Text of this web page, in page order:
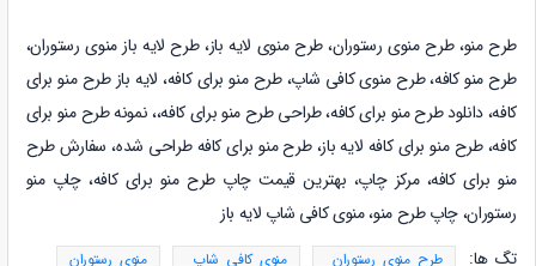
طرح منو، طرح منوی رستوران، طرح منوی لایه باز، طرح لایه باز منوی رستوران،
طرح منو کافه، طرح منوی کافی شاپ، طرح منو برای کافه، لایه بازطرح منو برای
کافه، دانلودطرح منو برای کافه، طراحیطرح منو برای کافه،، نمونهطرح منو برای
کافه،طرح منو برای کافه لایه باز،طرح منو برای کافه طراحی شده،سفارشطرح
منو برای کافه، مرکز چاپ، بهترین قیمت چاپطرح منو برای کافه، چاپ منو
رستوران، چاپ طرح منو، منوی کافی شاپ لایه باز
تگ ها:
طرح منوی رستوران منوی کافی شاپ
منوی رستوران